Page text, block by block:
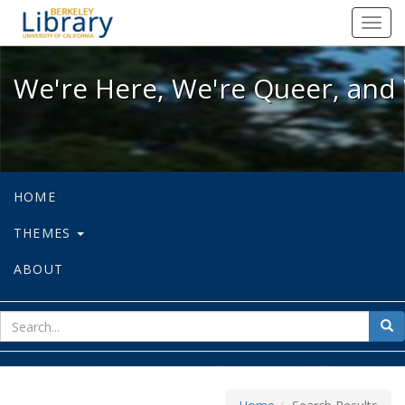
We're Here, We're Queer, and
We're Here, We're Queer,
HOME
THEMES
ABOUT
for